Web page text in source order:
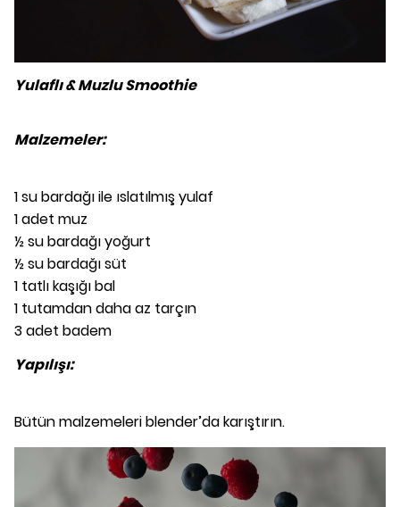
Yulaflı & Muzlu Smoothie
Malzemeler:
1 su bardağı ile ıslatılmış yulaf
1 adet muz
½ su bardağı yoğurt
½ su bardağı süt
1 tatlı kaşığı bal
1 tutamdan daha az tarçın
3 adet badem
Yapılışı:
Bütün malzemeleri blender’da karıştırın.